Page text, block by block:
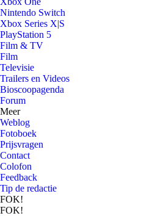
Nintendo Switch
Xbox Series X|S
PlayStation 5
Film & TV
Film
Televisie
Trailers en Videos
Bioscoopagenda
Forum
Meer
Weblog
Fotoboek
Prijsvragen
Contact
Colofon
Feedback
Tip de redactie
FOK!
FOK!